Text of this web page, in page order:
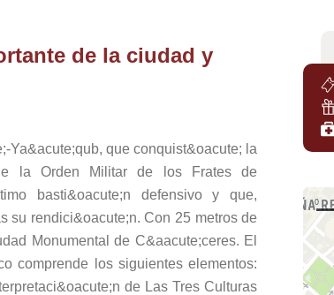
de la ciudad y
Ya&acute;qub, que conquist&oacute; la
la Orden Militar de los Frates de
basti&oacute;n defensivo y que,
su rendici&oacute;n. Con 25 metros de
Monumental de C&aacute;ceres. El
comprende los siguientes elementos:
de Las Tres Culturas